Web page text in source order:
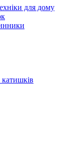
для дому